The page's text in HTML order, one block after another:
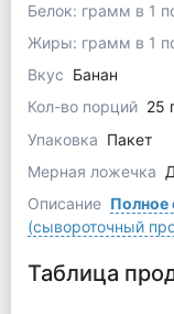
Белок: грамм в 1
Жиры: грамм в 1
Вкус Банан
Кол-во порций 25
Упаковка Пакет
Мерная ложечка
Описание Полное
(сывороточный
Таблица